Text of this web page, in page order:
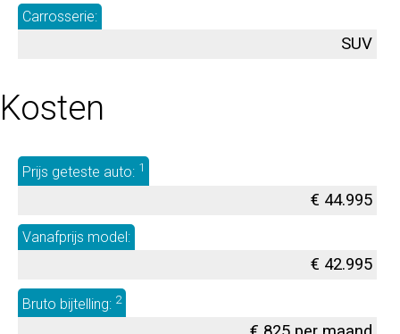
Carrosserie:
SUV
Kosten
Prijs geteste auto: 1
€ 44.995
Vanafprijs model:
€ 42.995
Bruto bijtelling: 2